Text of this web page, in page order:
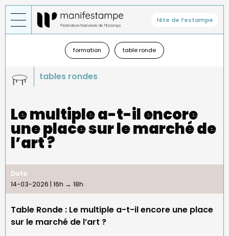
Aller
au
contenu
fête de l’estampe
Général
—
sous-
formation table ronde
tables rondes
Le multiple a-t-il encore
une place sur le marché de
l’art ?
Table Ronde : Le multiple a-t-il encore une place
sur le marché de l’art ?
Date
14-03-2026 | 16h → 18h